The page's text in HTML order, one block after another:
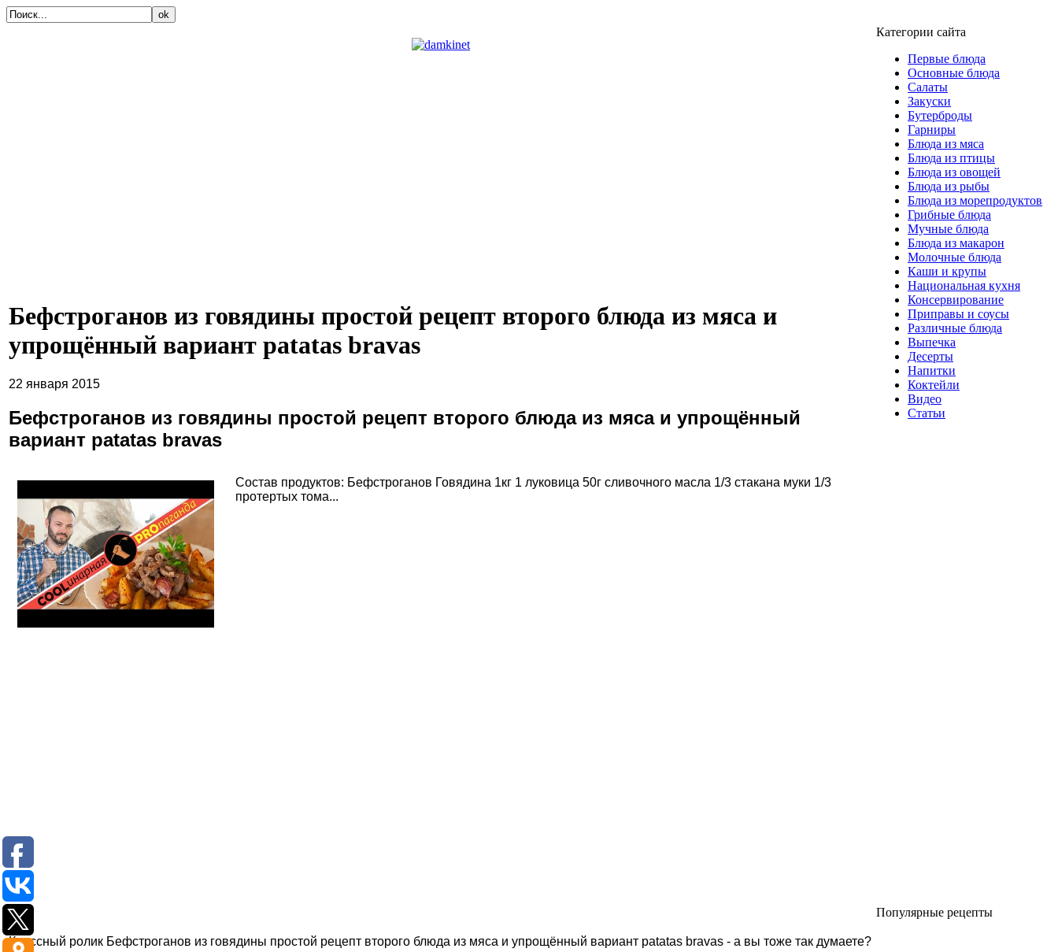
ok
Бефстроганов из говядины простой рецепт второго блюда из мяса и
упрощённый вариант patatas bravas
22 января 2015
Бефстроганов из говядины простой рецепт второго блюда из мяса и упрощённый
вариант patatas bravas
Состав продуктов: Бефстроганов Говядина 1кг 1 луковица 50г сливочного масла 1/3 стакана муки 1/3
протертых тома...
Классный ролик Бефстроганов из говядины простой рецепт второго блюда из мяса и упрощённый вариант patatas bravas - а вы тоже так думаете?
Категории сайта
Первые блюда
Основные блюда
Салаты
Закуски
Бутерброды
Гарниры
Блюда из мяса
Блюда из птицы
Блюда из овощей
Блюда из рыбы
Блюда из морепродуктов
Грибные блюда
Мучные блюда
Блюда из макарон
Молочные блюда
Каши и крупы
Национальная кухня
Консервирование
Приправы и соусы
Различные блюда
Выпечка
Десерты
Напитки
Коктейли
Видео
Статьи
Популярные рецепты